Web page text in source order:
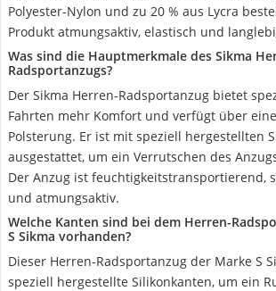
Polyester-Nylon und zu 20 % aus Lycra
Produkt atmungsaktiv, elastisch und
Was sind die Hauptmerkmale des Sikma
Radsportanzugs?
Der Sikma Herren-Radsportanzug bietet
Fahrten mehr Komfort und verfügt über
Polsterung. Er ist mit speziell hergestellten
ausgestattet, um ein Verrutschen des
Der Anzug ist feuchtigkeitstransportierend,
und atmungsaktiv.
Welche Kanten sind bei dem Herren-
S Sikma vorhanden?
Dieser Herren-Radsportanzug der Marke S
speziell hergestellte Silikonkanten, um ein